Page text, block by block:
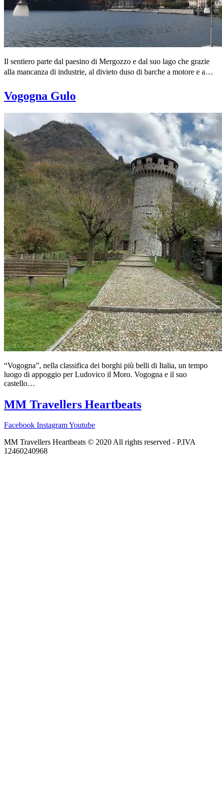
Il sentiero parte dal paesino di Mergozzo e dal suo lago che grazie
alla mancanza di industrie, al divieto duso di barche a motore e a…
Vogogna Gulo
“Vogogna”, nella classifica dei borghi più belli di Italia, un tempo
luogo di appoggio per Ludovico il Moro. Vogogna e il suo
castello…
MM Travellers Heartbeats
Facebook InstagramYoutube
MM Travellers Heartbeats © 2020 All rights reserved​ - P.IVA
12460240968